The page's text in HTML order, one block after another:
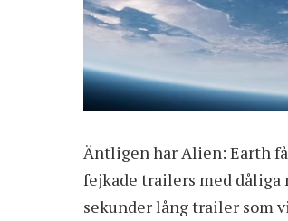
Äntligen har Alien: Earth
fejkade trailers med dåliga
sekunder lång trailer som